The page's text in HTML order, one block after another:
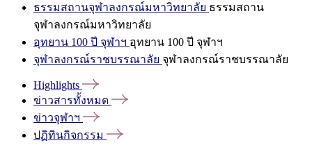
ธรรมสถานจุฬาลงกรณ์มหาวิทยาลัย ธรรมสถาน
จุฬาลงกรณ์มหาวิทยาลัย
อุทยาน 100 ปี จุฬาฯ อุทยาน 100 ปี จุฬาฯ
จุฬาลงกรณ์ราชบรรณาลัย จุฬาลงกรณ์ราชบรรณาลัย
Highlights
ข่าวสารทั้งหมด
ข่าวจุฬาฯ
ปฏิทินกิจกรรม